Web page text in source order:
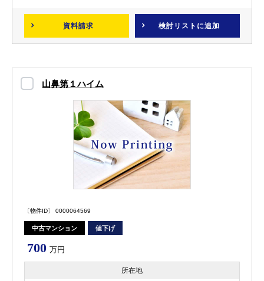
資料請求 検討リスト に追加
山鼻第１ハイム
〔物件ID〕 0000064569
中古マンション 値下げ
700 万円
所在地